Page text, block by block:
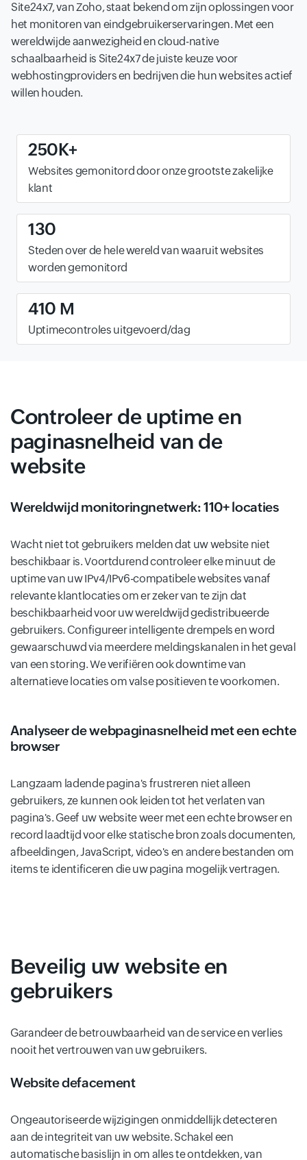
Site24x7, van Zoho, staat bekend om zijn oplossingen voor
het monitoren van eindgebruikerservaringen. Met een
wereldwijde aanwezigheid en cloud-native
schaalbaarheid is Site24x7 de juiste keuze voor
webhostingproviders en bedrijven die hun websites actief
willen houden.
250K+
Websites gemonitord door onze grootste zakelijke
klant
130
Steden over de hele wereld van waaruit websites
worden gemonitord
410 M
Uptimecontroles uitgevoerd/dag
Controleer de uptime en
paginasnelheid van de
website
Wereldwijd monitoringnetwerk: 110+ locaties
Wacht niet tot gebruikers melden dat uw website niet
beschikbaar is. Voortdurend controleer elke minuut de
uptime van uw IPv4/IPv6-compatibele websites vanaf
relevante klantlocaties om er zeker van te zijn dat
beschikbaarheid voor uw wereldwijd gedistribueerde
gebruikers. Configureer intelligente drempels en word
gewaarschuwd via meerdere meldingskanalen in het geval
van een storing. We verifiëren ook downtime van
alternatieve locaties om valse positieven te voorkomen.
Analyseer de webpaginasnelheid met een echte
browser
Langzaam ladende pagina's frustreren niet alleen
gebruikers, ze kunnen ook leiden tot het verlaten van
pagina's. Geef uw website weer met een echte browser en
record laadtijd voor elke statische bron zoals documenten,
afbeeldingen, JavaScript, video's en andere bestanden om
items te identificeren die uw pagina mogelijk vertragen.
Beveilig uw website en
gebruikers
Garandeer de betrouwbaarheid van de service en verlies
nooit het vertrouwen van uw gebruikers.
Website defacement
Ongeautoriseerde wijzigingen onmiddellijk detecteren
aan de integriteit van uw website. Schakel een
automatische basislijn in om alles te ontdekken, van